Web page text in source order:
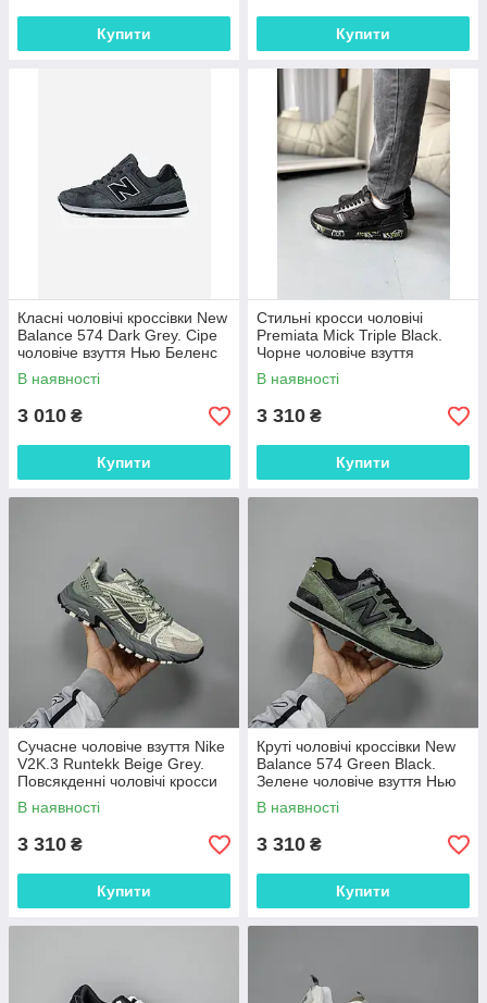
Купити Купити
Класні чоловічі кроссівки New
Balance 574 Dark Grey. Сіре
чоловіче взуття Нью Беленс
574. МАЛОМІРКИ!
В наявності
3 010 ₴
Купити
Стильні кросси чоловічі
Premiata Mick Triple Black.
Чорне чоловіче взуття
Преміата.
В наявності
3 310 ₴
Купити
Сучасне чоловіче взуття Nike
V2K.3 Runtekk Beige Grey.
Повсякденні чоловічі кросси
Найк Рантек.
В наявності
3 310 ₴
Купити
Круті чоловічі кроссівки New
Balance 574 Green Black.
Зелене чоловіче взуття Нью
Беленс 574.
В наявності
3 310 ₴
Купити